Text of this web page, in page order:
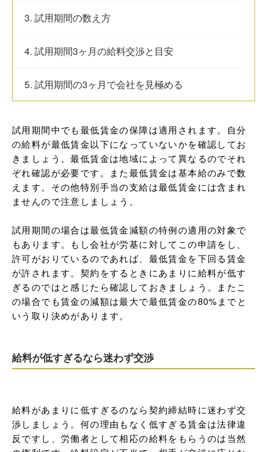
3. 試用期間の数え方
4. 試用期間3ヶ月の給料交渉と目安
5. 試用期間の3ヶ月で会社を見極める
試用期間中でも最低賃金の保障は適用されます。自分
の給料が最低賃金以下になっていないかを確認してお
きましょう。最低賃金は地域によって異なるのでそれ
ぞれ確認が必要です。また最低賃金は基本給のみで数
えます。その他特別手当の支給は最低賃金には含まれ
ませんので注意しましょう。
試用期間の場合は最低賃金減額の特例の適用の対象で
もあります。もし会社が労基に対してこの申請をし、
許可がおりているのであれば、最低賃金を下回る賃金
が許されます。契約をするときにあまりに給料が低す
ぎるのではと感じたら確認しておきましょう。またこ
の場合でも賃金の減額は最大で最低賃金の80%までと
いう取り決めがあります。
給料が低すぎるなら迷わず交渉
給料があまりに低すぎるのなら契約締結時に迷わず交
渉しましょう。何の理由もなく低すぎる賃金は法律違
反ですし、労働者として相応の給料をもらうのは当然